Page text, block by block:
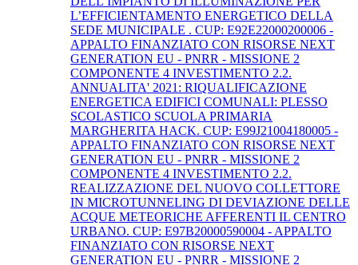
L’EFFICIENTAMENTO ENERGETICO DELLA
SEDE MUNICIPALE . CUP: E92E22000200006 -
APPALTO FINANZIATO CON RISORSE NEXT
GENERATION EU - PNRR - MISSIONE 2
COMPONENTE 4 INVESTIMENTO 2.2.
ANNUALITA' 2021: RIQUALIFICAZIONE
ENERGETICA EDIFICI COMUNALI: PLESSO
SCOLASTICO SCUOLA PRIMARIA
MARGHERITA HACK. CUP: E99J21004180005 -
APPALTO FINANZIATO CON RISORSE NEXT
GENERATION EU - PNRR - MISSIONE 2
COMPONENTE 4 INVESTIMENTO 2.2.
REALIZZAZIONE DEL NUOVO COLLETTORE
IN MICROTUNNELING DI DEVIAZIONE DELLE
ACQUE METEORICHE AFFERENTI IL CENTRO
URBANO. CUP: E97B20000590004 - APPALTO
FINANZIATO CON RISORSE NEXT
GENERATION EU - PNRR - MISSIONE 2